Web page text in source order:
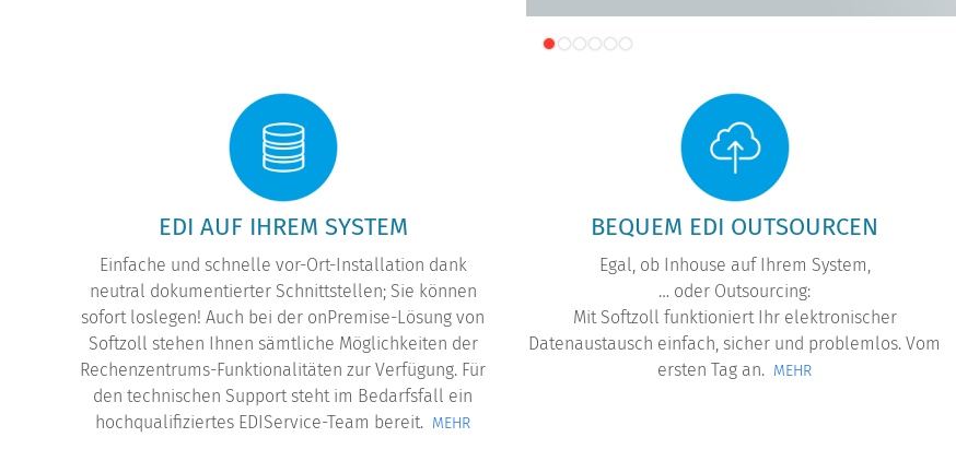
Elektronischer Datenaustausch mit Amazon
EDI AUF IHREM SYSTEM
Einfache und schnelle vor-Ort-Installation dank
neutral dokumentierter Schnittstellen; Sie können
sofort loslegen! Auch bei der onPremise-Lösung von
Softzoll stehen Ihnen sämtliche Möglichkeiten der
Rechenzentrums-Funktionalitäten zur Verfügung. Für
den technischen Support steht im Bedarfsfall ein
hochqualifiziertes EDIService-Team bereit. MEHR
BEQUEM EDI OUTSOURCEN
Egal, ob Inhouse auf Ihrem System,
… oder Outsourcing:
Mit Softzoll funktioniert Ihr elektronischer
Datenaustausch einfach, sicher und problemlos. Vom
ersten Tag an. MEHR